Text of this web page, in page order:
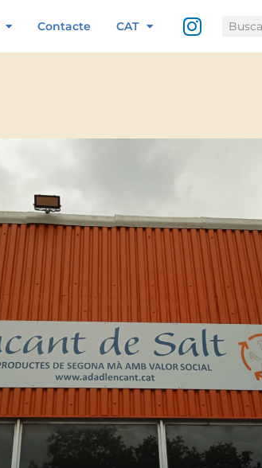
Contacte CAT Search